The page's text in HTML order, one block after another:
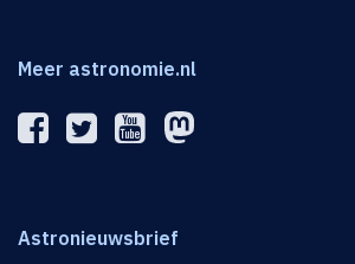
Meer astronomie.nl
Astronieuwsbrief